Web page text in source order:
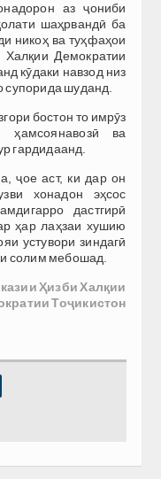
аз ҷониби
шаҳрвандӣ ба
никоҳ ва туҳфаҳои
Демократии
кӯдаки навзод низ
супорида шуданд.
бостон то имрӯз
ва
гардидаанд.
ҷое аст, ки дар он
хонадон эҳсос
дастгирӣ
ҳар лаҳзаи хушию
устувори зиндагӣ
солим мебошад.
Ҳизби Халқии
Тоҷикистон